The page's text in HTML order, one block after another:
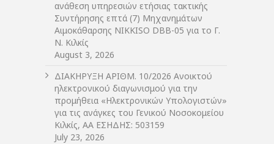
ανάθεση υπηρεσιών ετήσιας τακτικής
Συντήρησης επτά (7) Μηχανημάτων
Αιμοκάθαρσης NIKKISO DBB-05 για το Γ.
Ν. Κιλκίς
August 3, 2026
ΔIΑΚΗΡΥΞΗ ΑΡIΘΜ. 10/2026 Ανοικτού
ηλεκτρονικού διαγωνισμού για την
προμήθεια «Ηλεκτρονικών Υπολογιστών»
για τις ανάγκες του Γενικού Νοσοκομείου
Κιλκίς, ΑΑ ΕΣΗΔΗΣ: 503159
July 23, 2026